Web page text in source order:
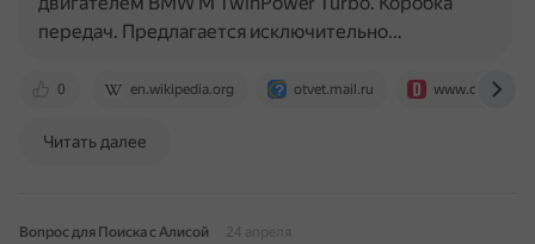
0 en.wikipedia.org otvet.mail.ru www.drive2.ru
передач. Предлагается исключительно…
Читать далее
Вопрос для Поиска с Алисой
24 апреля